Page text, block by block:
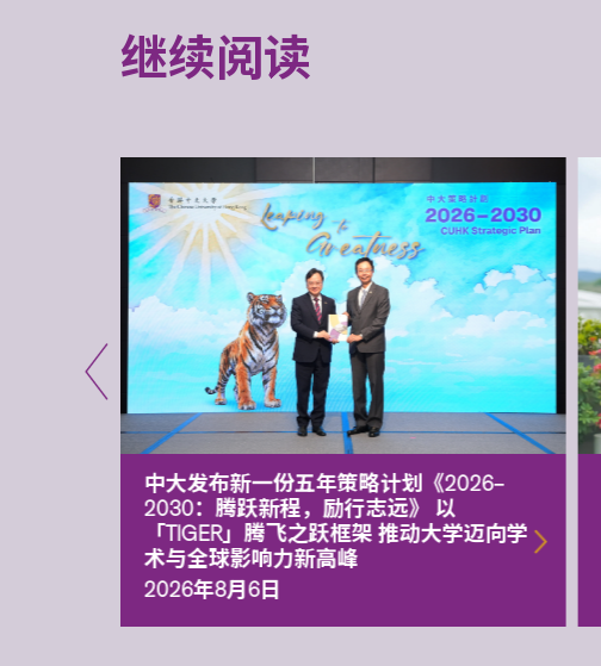
继续阅读
中大发布新一份五年策略计划《2026‒
2030：腾跃新程，励行志远》 以
「TIGER」腾飞之跃框架 推动大学迈向学
术与全球影响力新高峰
2026年8月6日